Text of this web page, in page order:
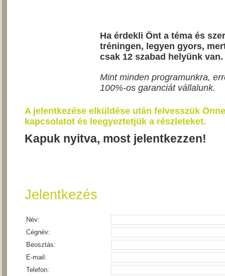
Ha érdekli Önt a téma és
tréningen, legyen gyors,
csak 12 szabad helyünk van.
Mint minden programunkra,
100%-os garanciát vállalunk.
A jelentkezése elküldése után felvesszük
kapcsolatot és leegyeztetjük a részleteket.
Kapuk nyitva, most jelentkezzen!
Jelentkezés
Név:
Cégnév:
Beosztás:
E-mail:
Telefon: